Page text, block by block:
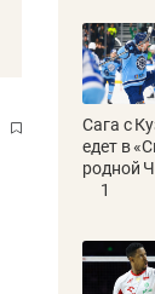
Сага с
едет в
родной
1